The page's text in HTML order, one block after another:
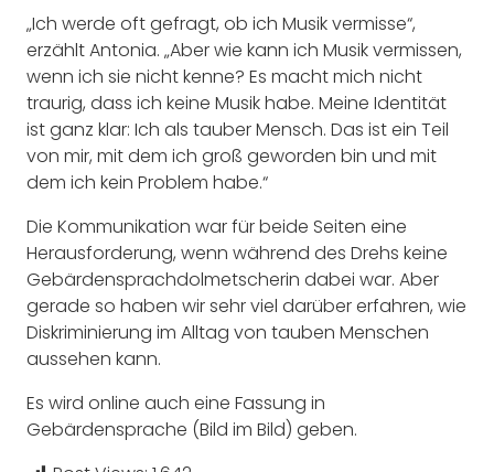
„Ich werde oft gefragt, ob ich Musik vermisse“,
erzählt Antonia. „Aber wie kann ich Musik vermissen,
wenn ich sie nicht kenne? Es macht mich nicht
traurig, dass ich keine Musik habe. Meine Identität
ist ganz klar: Ich als tauber Mensch. Das ist ein Teil
von mir, mit dem ich groß geworden bin und mit
dem ich kein Problem habe.“
Die Kommunikation war für beide Seiten eine
Herausforderung, wenn während des Drehs keine
Gebärdensprachdolmetscherin dabei war. Aber
gerade so haben wir sehr viel darüber erfahren, wie
Diskriminierung im Alltag von tauben Menschen
aussehen kann.
Es wird online auch eine Fassung in
Gebärdensprache (Bild im Bild) geben.